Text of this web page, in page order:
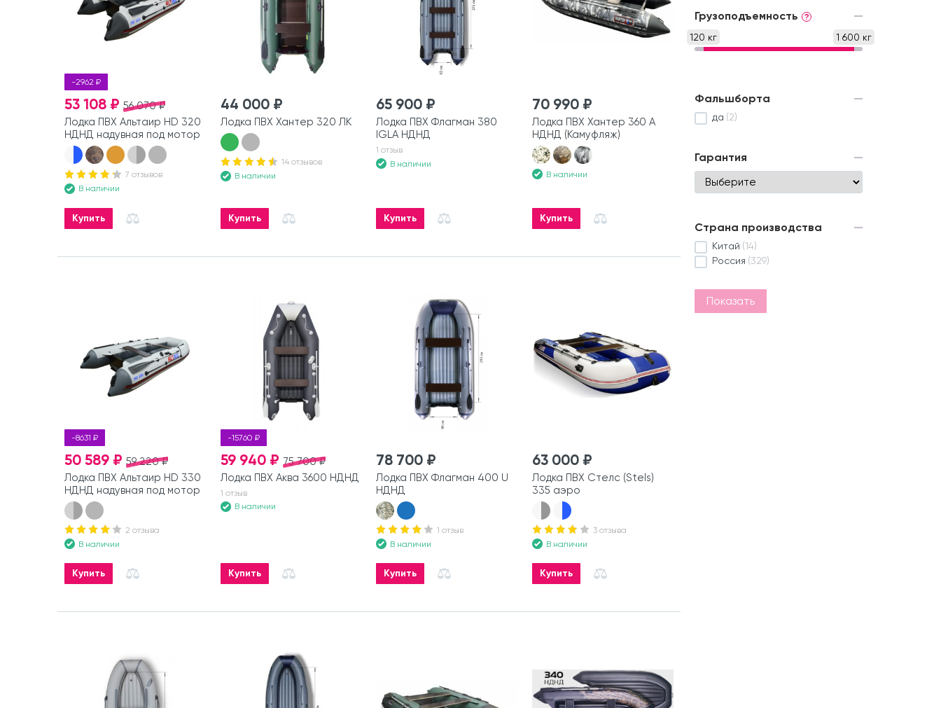
-2962 ₽
56 070 ₽
53 108 ₽
Лодка ПВХ Альтаир HD 320
НДНД надувная под мотор
7 отзывов
В наличии
Купить
44 000 ₽
Лодка ПВХ Хантер 320 ЛК
14 отзывов
В наличии
Купить
65 900 ₽
Лодка ПВХ Флагман 380
IGLA НДНД
1 отзыв
В наличии
Купить
70 990 ₽
Лодка ПВХ Хантер 360 А
НДНД (Камуфляж)
В наличии
Купить
-8631 ₽
59 220 ₽
50 589 ₽
Лодка ПВХ Альтаир HD 330
НДНД надувная под мотор
2 отзыва
В наличии
Купить
-15760 ₽
75 700 ₽
59 940 ₽
Лодка ПВХ Аква 3600 НДНД
1 отзыв
В наличии
Купить
78 700 ₽
Лодка ПВХ Флагман 400 U
НДНД
1 отзыв
В наличии
Купить
63 000 ₽
Лодка ПВХ Стелс (Stels)
335 аэро
3 отзыва
В наличии
Купить
Грузоподъемность ?
120 кг 1 600 кг
Фальшборта
да (2)
Гарантия
Страна производства
Китай (14)
Россия (329)
Показать